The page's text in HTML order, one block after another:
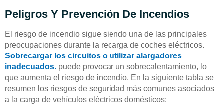
Peligros Y Prevención De Incendios
El riesgo de incendio sigue siendo una de las principales
preocupaciones durante la recarga de coches eléctricos.
Sobrecargar los circuitos o utilizar alargadores
inadecuados. puede provocar un sobrecalentamiento, lo
que aumenta el riesgo de incendio. En la siguiente tabla se
resumen los riesgos de seguridad más comunes asociados
a la carga de vehículos eléctricos domésticos: